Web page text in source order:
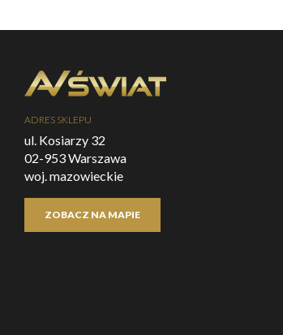
ADRES SKLEPU
ul. Kosiarzy 32
02-953 Warszawa
woj. mazowieckie
ZOBACZ NA MAPIE